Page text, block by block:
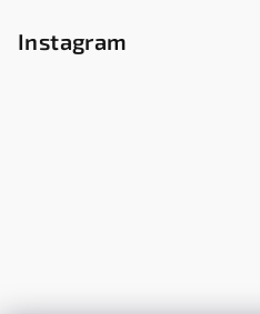
Instagram